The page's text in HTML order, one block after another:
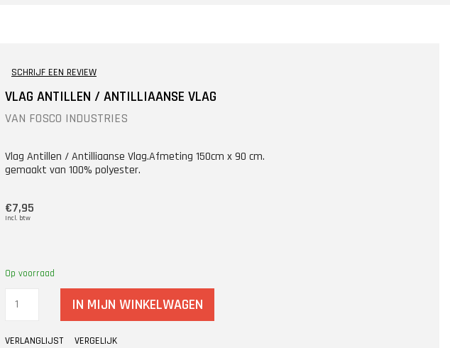
SCHRIJF EEN REVIEW
VLAG ANTILLEN / ANTILLIAANSE VLAG
VAN FOSCO INDUSTRIES
Vlag Antillen / Antilliaanse Vlag.Afmeting 150cm x 90 cm.
gemaakt van 100% polyester.
€7,95
Incl. btw
Op voorraad
IN MIJN WINKELWAGEN
VERLANGLIJST VERGELIJK